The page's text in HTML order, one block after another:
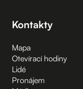
Kontakty
Mapa
Otevírací hodiny
Lidé
Pronájem